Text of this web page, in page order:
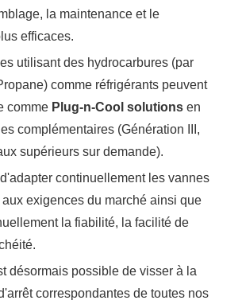
la maintenance et le
efficaces.
utilisant des hydrocarbures (par
comme réfrigérants peuvent
comme Plug-n-Cool solutions en
complémentaires (Génération III,
supérieurs sur demande).
continuellement les vannes
exigences du marché ainsi que
la fiabilité, la facilité de
désormais possible de visser à la
correspondantes de toutes nos